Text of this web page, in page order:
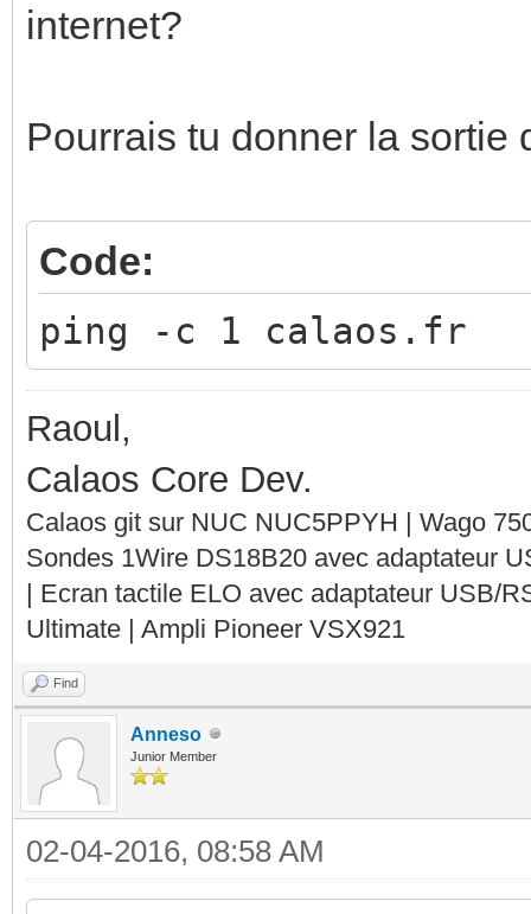
internet?
Pourrais tu donner la sortie
Code:
ping -c 1 calaos.fr
Raoul,
Calaos Core Dev.
Calaos git sur NUC NUC5PPYH | Wago
Sondes 1Wire DS18B20 avec adaptateur
| Ecran tactile ELO avec adaptateur USB/
Ultimate | Ampli Pioneer VSX921
Find
Anneso
Junior Member
02-04-2016, 08:58 AM